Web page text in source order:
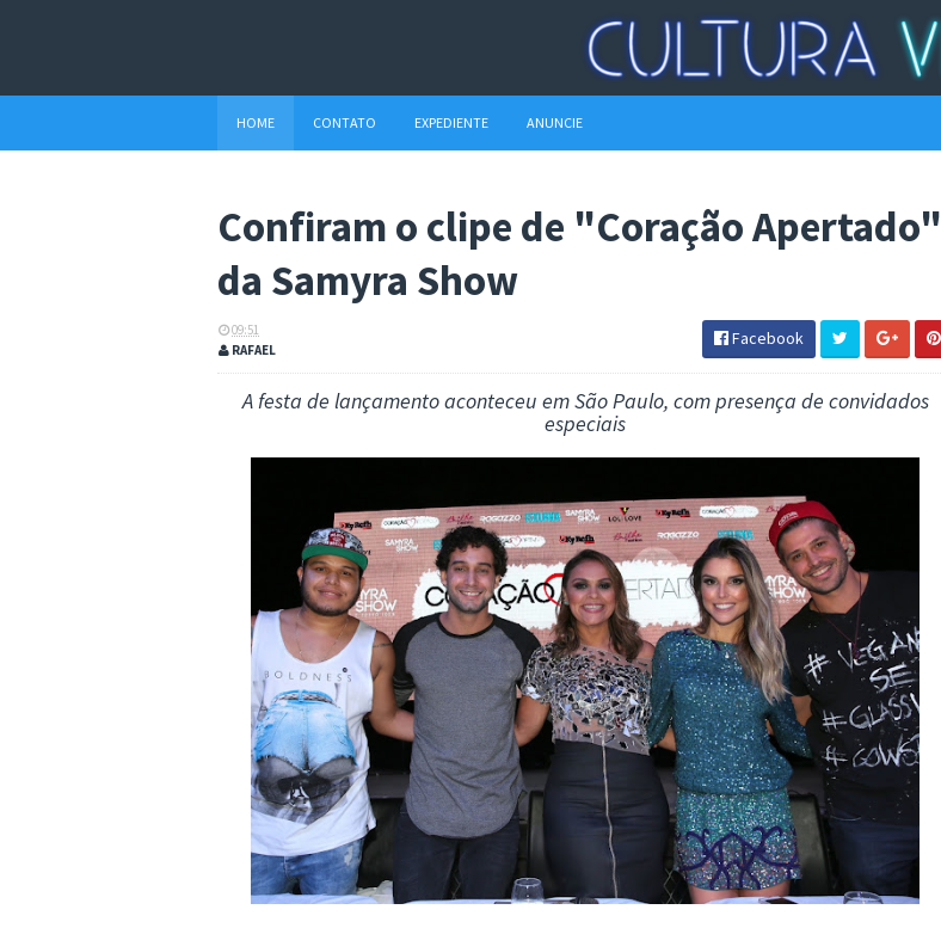
HOME CONTATO EXPEDIENTE ANUNCIE
Confiram o clipe de "Coração Apertado"
da Samyra Show
09:51
RAFAEL
Facebook
A festa de lançamento aconteceu em São Paulo, com presença de convidados
especiais